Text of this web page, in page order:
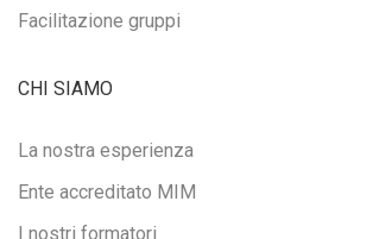
Facilitazione gruppi
CHI SIAMO
La nostra esperienza
Ente accreditato MIM
I nostri formatori